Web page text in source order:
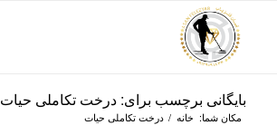
بایگانی برچسب برای: درخت تکاملی حیات
مکان شما: خانه / درخت تکاملی حیات